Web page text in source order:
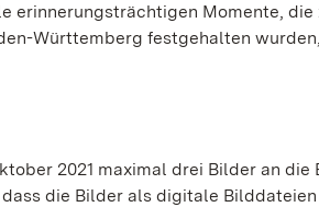
Momente, die
Württemberg festgehalten
2021 maximal drei Bilder an die
die Bilder als digitale Bilddateien